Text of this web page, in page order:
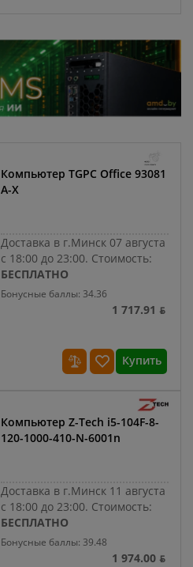
Компьютер TGPC Office 93081
A-X
Доставка в г.Минск 07 августа
с 18:00 до 23:00. Стоимость:
БЕСПЛАТНО
Бонусные баллы: 34.36
1 717.91 ƃ
Купить
Компьютер Z-Tech i5-104F-8-
120-1000-410-N-6001n
Доставка в г.Минск 11 августа
с 18:00 до 23:00. Стоимость:
БЕСПЛАТНО
Бонусные баллы: 39.48
1 974.00 ƃ